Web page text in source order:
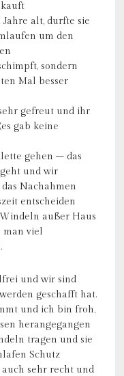
alt, durfte sie
um den
sondern
Mal besser
gefreut und ihr
gab keine
gehen – das
und wir
Nachahmen
entscheiden
außer Haus
man viel
und wir sind
geschafft hat.
und ich bin froh,
herangegangen
tragen und sie
Schutz
auch sehr recht und